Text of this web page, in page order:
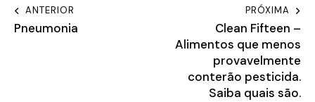
ANTERIOR
Pneumonia
PRÓXIMA
Clean Fifteen –
Alimentos que menos
provavelmente
conterão pesticida.
Saiba quais são.